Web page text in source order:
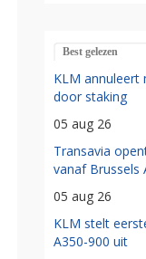
Best gelezen
KLM annuleert
door staking
05 aug 26
Transavia
vanaf Brussels
05 aug 26
KLM stelt
A350-900 uit